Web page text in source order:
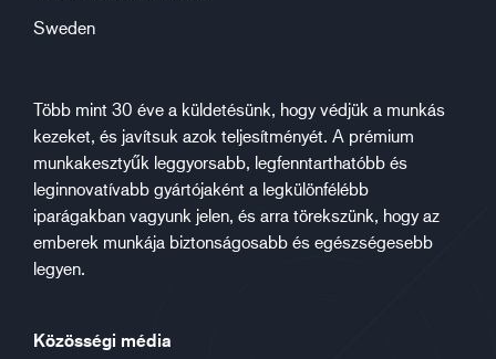
Sweden
Több mint 30 éve a küldetésünk, hogy védjük a munkás
kezeket, és javítsuk azok teljesítményét. A prémium
munkakesztyűk leggyorsabb, legfenntarthatóbb és
leginnovatívabb gyártójaként a legkülönfélébb
iparágakban vagyunk jelen, és arra törekszünk, hogy az
emberek munkája biztonságosabb és egészségesebb
legyen.
Közösségi média